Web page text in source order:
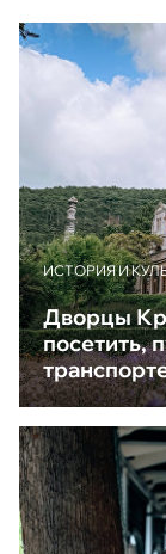
ИСТОРИЯ И
Дворцы
посетить,